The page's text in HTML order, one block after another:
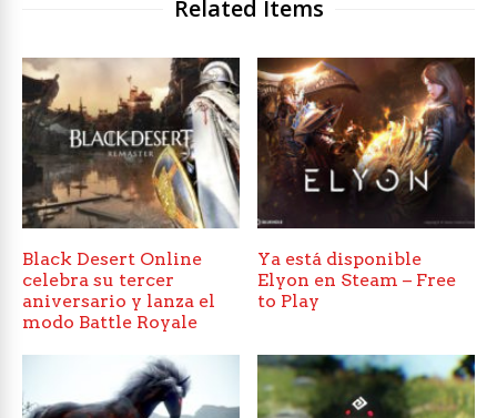
Related Items
Black Desert Online
celebra su tercer
aniversario y lanza el
modo Battle Royale
Ya está disponible
Elyon en Steam – Free
to Play